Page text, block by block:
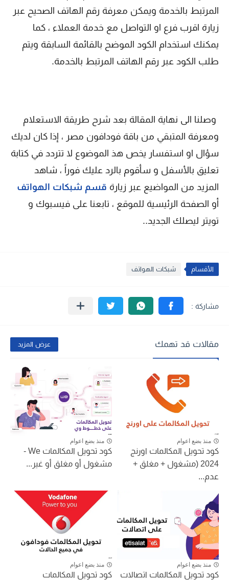
المرتبط بالخدمة ويمكن معرفة رقم الهاتف الصحيح عبر
زيارة اقرب فرع او التواصل مع خدمة العملاء ، كما
يمكنك استخدام الكود الموضح بالقائمة السابقة ويتم
طلب الكود عبر رقم الهاتف المرتبط بالخدمة.
وصلنا الى نهاية المقالة بعد شرح طريقة الاستعلام
ومعرفة المتبقي من باقة فودافون مصر ، إذا كان لديك
سؤال او استفسار يخص هذ الموضوع لا تتردد في كتابة
تعليق بالأسفل و سأقوم بالرد عليك فوراً ، شاهد
المزيد من المواضيع عبر زيارة قسم شبكات الهواتف
أو الصفحة الرئيسية للموقع ، تابعنا على فيسبوك و
تويتر ليصلك الجديد..
الأقسام شبكات الهواتف
مقالات قد تهمك عرض المزيد
منذ بضع اعوام
كود تحويل المكالمات اورنج
2024 (مشغول + مغلق +
عدم...
منذ بضع اعوام
كود تحويل المكالمات We -
مشغول أو مغلق أو غير...
منذ بضع اعوام
كود تحويل المكالمات اتصالات
منذ بضع اعوام
كود تحويل المكالمات